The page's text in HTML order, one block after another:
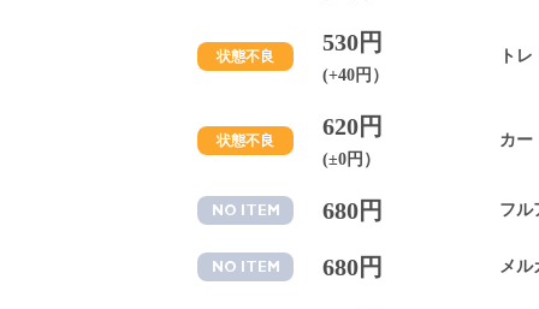
状態不良
530円
(+40円）
ト
状態不良
620円
(±0円）
カー
NO ITEM 680円 フル
NO ITEM 680円 メ